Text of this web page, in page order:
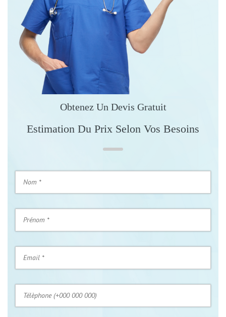
Obtenez Un Devis Gratuit
Estimation Du Prix Selon Vos Besoins